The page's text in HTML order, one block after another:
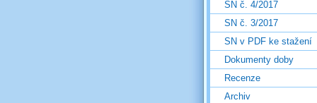
SN č. 4/2017
SN č. 3/2017
SN v PDF ke stažení
Dokumenty doby
Recenze
Archiv